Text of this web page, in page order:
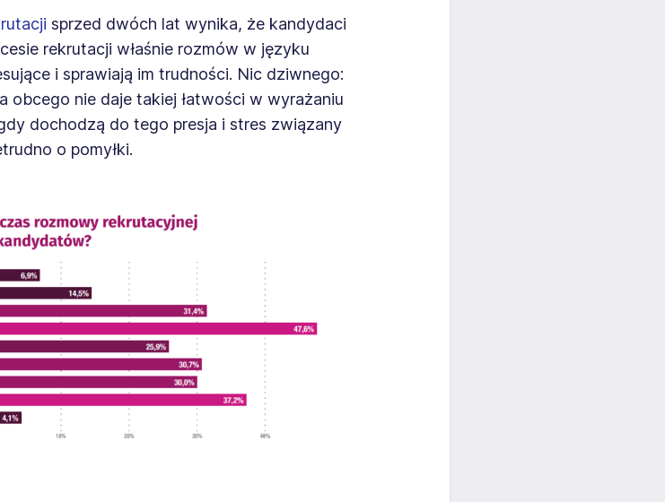
sprzed dwóch lat wynika, że kandydaci
rekrutacji właśnie rozmów w języku
i sprawiają im trudności. Nic dziwnego:
obcego nie daje takiej łatwości w wyrażaniu
dochodzą do tego presja i stres związany
o pomyłki.